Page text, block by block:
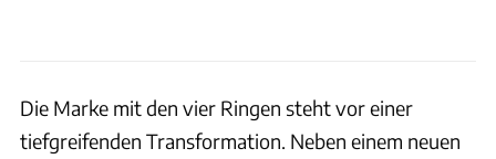
Die Marke mit den vier Ringen steht vor einer
tiefgreifenden Transformation. Neben einem neuen